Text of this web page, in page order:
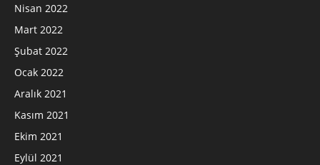
Nisan 2022
Mart 2022
Şubat 2022
Ocak 2022
Aralık 2021
Kasım 2021
Ekim 2021
Eylül 2021